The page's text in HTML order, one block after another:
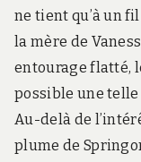
ne tient qu’à un
la mère de
entourage flatté,
possible une
Au-delà de
plume de